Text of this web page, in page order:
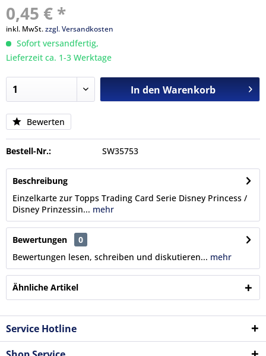
0,45 € *
inkl. MwSt.zzgl. Versandkosten
Sofort versandfertig,
Lieferzeit ca. 1-3 Werktage
In den Warenkorb
Bewerten
Bestell-Nr.: SW35753
Beschreibung
Einzelkarte zur Topps Trading Card Serie Disney Princess /
Disney Prinzessin... mehr
Bewertungen
0
Bewertungen lesen, schreiben und diskutieren... mehr
Ähnliche Artikel
Service Hotline